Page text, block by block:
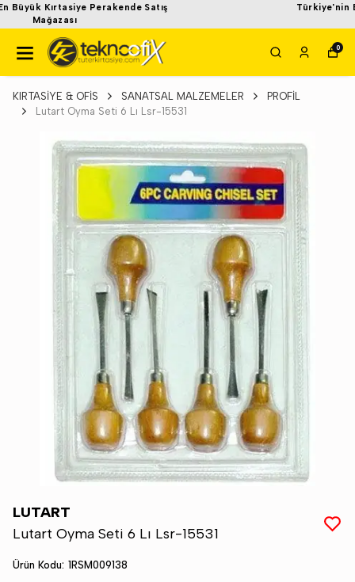
Türkiye'nin En Büyük Kırtasiye Perakende Satış
0
KIRTASİYE & OFİS SANATSAL MALZEMELER
PROFİL
Lutart Oyma Seti 6 Lı Lsr-15531
LUTART
Lutart Oyma Seti 6 Lı Lsr-15531
Ürün Kodu: 1RSM009138